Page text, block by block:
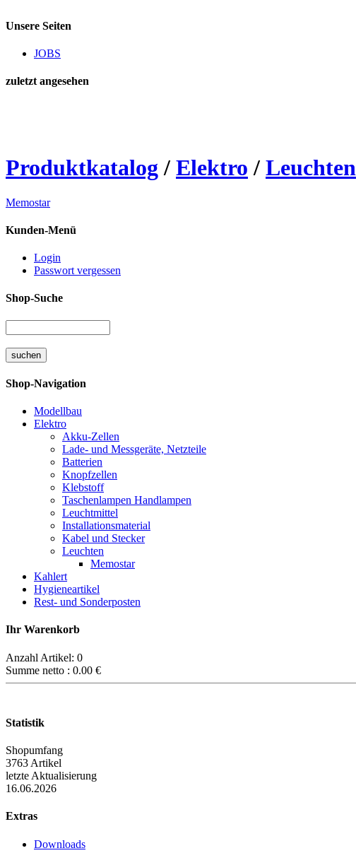
Unsere Seiten
JOBS
zuletzt angesehen
Produktkatalog / Elektro / Leuchten
Memostar
Kunden-Menü
Login
Passwort vergessen
Shop-Suche
Shop-Navigation
Modellbau
Elektro
Akku-Zellen
Lade- und Messgeräte, Netzteile
Batterien
Knopfzellen
Klebstoff
Taschenlampen Handlampen
Leuchtmittel
Installationsmaterial
Kabel und Stecker
Leuchten
Memostar
Kahlert
Hygieneartikel
Rest- und Sonderposten
Ihr Warenkorb
Anzahl Artikel: 0
Summe netto : 0.00 €
Statistik
Shopumfang
3763 Artikel
letzte Aktualisierung
16.06.2026
Extras
Downloads